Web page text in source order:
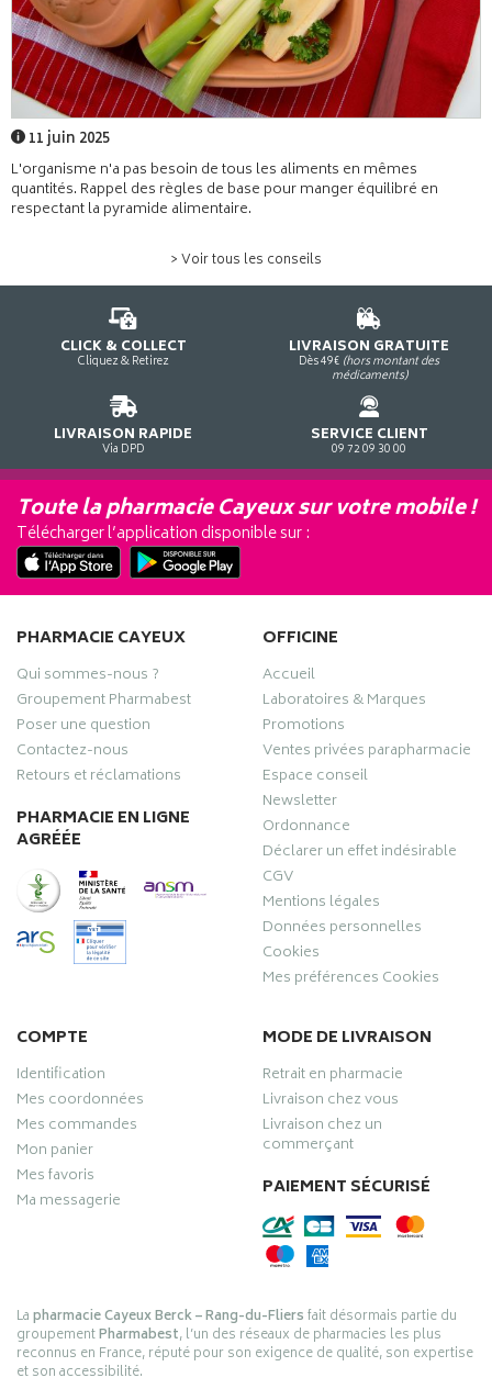
11 juin 2025
L'organisme n'a pas besoin de tous les aliments en mêmes
quantités. Rappel des règles de base pour manger équilibré en
respectant la pyramide alimentaire.
> Voir tous les conseils
CLICK & COLLECT
Cliquez & Retirez
LIVRAISON GRATUITE
Dès 49€ (hors montant des
médicaments)
LIVRAISON RAPIDE
Via DPD
SERVICE CLIENT
09 72 09 30 00
Toute la pharmacie Cayeux sur votre mobile !
Télécharger l’application disponible sur :
PHARMACIE CAYEUX
Qui sommes-nous ?
Groupement Pharmabest
Poser une question
Contactez-nous
Retours et réclamations
PHARMACIE EN LIGNE
AGRÉÉE
OFFICINE
Accueil
Laboratoires & Marques
Promotions
Ventes privées parapharmacie
Espace conseil
Newsletter
Ordonnance
Déclarer un effet indésirable
CGV
Mentions légales
Données personnelles
Cookies
Mes préférences Cookies
COMPTE
Identification
Mes coordonnées
Mes commandes
Mon panier
Mes favoris
Ma messagerie
MODE DE LIVRAISON
Retrait en pharmacie
Livraison chez vous
Livraison chez un
commerçant
PAIEMENT SÉCURISÉ
Lapharmacie Cayeux Berck – Rang-du-Fliersfait désormais partie du
groupementPharmabest, l’un des réseaux de pharmacies les plus
reconnus en France, réputé pour son exigence de qualité, son expertise
et son accessibilité.